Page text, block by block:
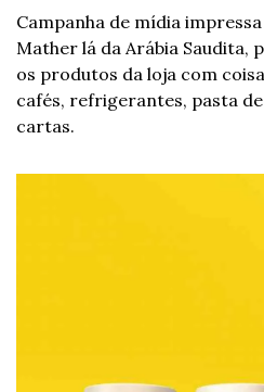
Campanha de mídia
Mather lá da Arábia Saudita,
os produtos da loja com
cafés, refrigerantes, pasta
cartas.